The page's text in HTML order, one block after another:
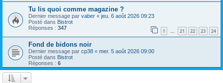
Tu lis quoi comme magazine ?
Dernier message par vaber « jeu. 6 août 2026 09:23
Posté dans Bistrot
Réponses : 347 1 … 21 22 23 24
Fond de bidons noir
Dernier message par cp38 « mer. 5 août 2026 09:00
Posté dans Bistrot
Réponses : 6